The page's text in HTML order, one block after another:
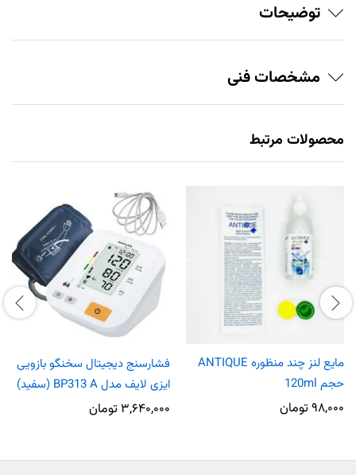
توضیحات
مشخصات فنی
محصولات مرتبط
مایع لنز چند منظوره ANTIQUE
حجم 120ml
۹۸,۰۰۰تومان
فشارسنج دیجیتال سخنگو بازویی
ایزی لایف مدل BP313 A (سفید)
۳,۶۴۰,۰۰۰ تومان